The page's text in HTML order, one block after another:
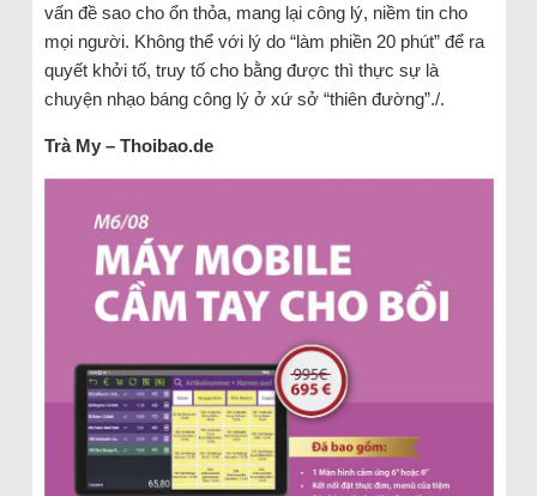
vấn đề sao cho ổn thỏa, mang lại công lý, niềm tin cho
mọi người. Không thể với lý do “làm phiền 20 phút” để ra
quyết khởi tố, truy tố cho bằng được thì thực sự là
chuyện nhạo báng công lý ở xứ sở “thiên đường”./.
Trà My – Thoibao.de